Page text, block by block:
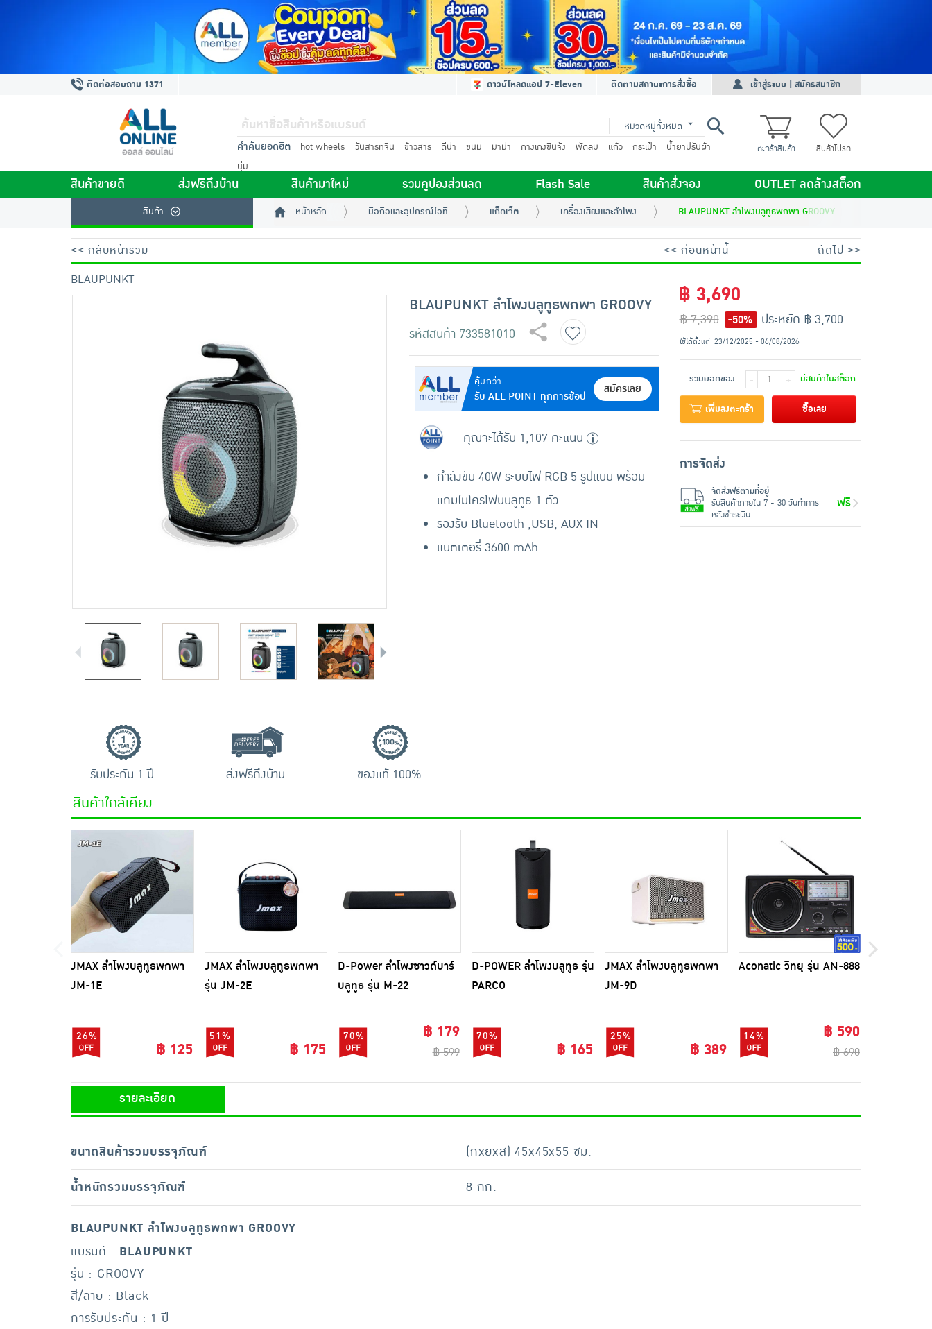
ติดต่อสอบถาม 1371 ดาวน์โหลดแอป 7-Eleven ติดตามสถานะการสั่งซื้อ เข้าสู่ระบบ | สมัครสมาชิก
หมวดหมู่ทั้งหมด
คำค้นยอดฮิต hot wheels วันสารทจีน ข้าวสาร ดีน่า ขนม มาม่า กางเกงชินจัง พัดลม แก้ว กระเป๋า
น้ำยาปรับผ้า
นุ่ม
ตะกร้าสินค้า สินค้าโปรด
สินค้าขายดี ส่งฟรีถึงบ้าน สินค้ามาใหม่ รวมคูปองส่วนลด Flash Sale สินค้าสั่งจอง OUTLET ลดล้างสต็อก
สินค้า หน้าหลัก มือถือและอุปกรณ์ไอที แก็ดเจ็ต เครื่องเสียงและลำโพง BLAUPUNKT ลำโพงบลูทูธพกพา GROOVY
<< กลับหน้ารวม << ก่อนหน้านี้
ถัดไป >>
BLAUPUNKT
BLAUPUNKT ลำโพงบลูทูธพกพา GROOVY
รหัสสินค้า 733581010
คุ้มกว่า
รับ ALL POINT ทุกการช้อป
สมัครเลย
คุณจะได้รับ 1,107 คะแนน
กำลังขับ 40W ระบบไฟ RGB 5 รูปแบบ พร้อม
แถมไมโครโฟนบลูทูธ 1 ตัว
รองรับ Bluetooth ,USB, AUX IN
แบตเตอรี่ 3600 mAh
฿ 3,690
฿ 7,390 -50% ประหยัด ฿ 3,700
ใช้ได้ตั้งแต่ 23/12/2025 - 06/08/2026
รวมยอดของ - + มีสินค้าในสต๊อก
เพิ่มลงตะกร้า ซื้อเลย
การจัดส่ง
จัดส่งฟรีตามที่อยู่
รับสินค้าภายใน 7 - 30 วันทำการ
หลังชำระเงิน
ฟรี
รับประกัน 1 ปี ส่งฟรีถึงบ้าน ของแท้ 100%
สินค้าใกล้เคียง
JMAX ลำโพงบลูทูธพกพา
JM-1E
26%
฿ 125
JMAX ลำโพงบลูทูธพกพา
รุ่น JM-2E
51%
฿ 175
D-Power ลำโพงซาวด์บาร์
บลูทูธ รุ่น M-22
70% ฿ 179
฿ 599
D-POWER ลำโพงบลูทูธ รุ่น
PARCO
70%
฿ 165
JMAX ลำโพงบลูทูธพกพา
JM-9D
25%
฿ 389
Aconatic วิทยุ รุ่น AN-888
14% ฿ 590
฿ 690
รายละเอียด
ขนาดสินค้ารวมบรรจุภัณฑ์
(กxยxส) 45x45x55 ซม.
น้ำหนักรวมบรรจุภัณฑ์
8 กก.
BLAUPUNKT ลำโพงบลูทูธพกพา GROOVY
แบรนด์ : BLAUPUNKT
รุ่น : GROOVY
สี/ลาย : Black
การรับประกัน : 1 ปี